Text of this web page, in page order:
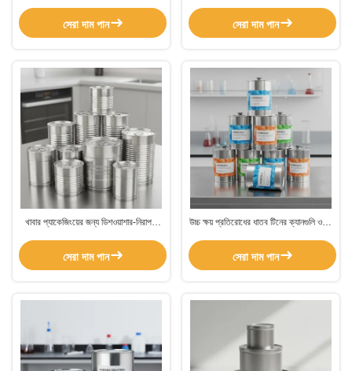
নিরাপদ ধাতব টিনের ক্যান
সেরা দাম পান
থালা টিনের নিরাপদ ধাতব ক্যান
সেরা দাম পান
খাবার প্যাকেজিংয়ের জন্য ডিশওয়াশার-নিরাপদ,
টিনের ক্যান
সেরা দাম পান
উচ্চ ক্ষয় প্রতিরোধের ধাতব টিনের ক্যানগুলি ওএম
জন্য ডিশওয়াশার নিরাপদ
সেরা দাম পান